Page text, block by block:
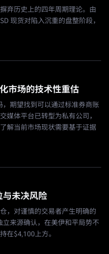
弃历史上的四年周期理论。由
现货对陷入沉重的盘整阶段，
市场的技术性重估
期望找到可以通过标准券商账
媒体平台已转型为私有公司，
解当前市场现状需要基于证据
与未决风险
，对谨慎的交易者产生明确的
来源确认，在美伊和平局势不
在$4,100上方。